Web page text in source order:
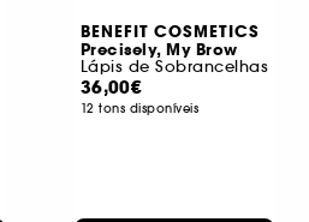
BENEFIT COSMETICS
Precisely, My Brow
Lápis de Sobrancelhas
36,00€
12 tons disponíveis